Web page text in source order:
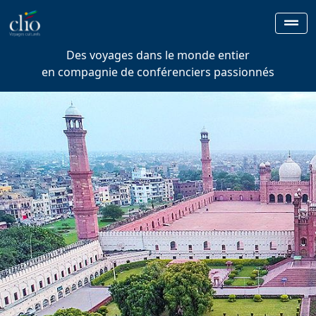
Des voyages dans le monde entier
en compagnie de conférenciers passionnés